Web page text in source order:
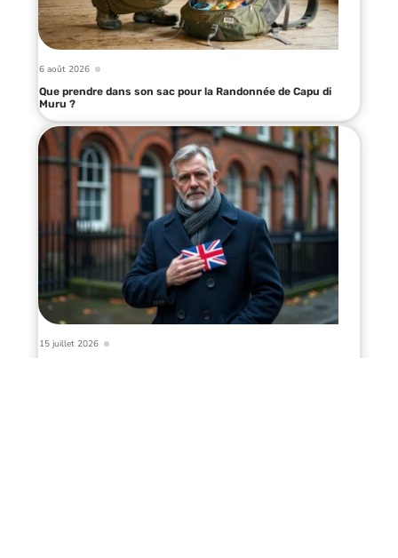
6 août 2026
Que prendre dans son sac pour la Randonnée de Capu di
Muru ?
15 juillet 2026